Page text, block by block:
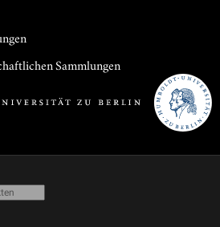
Sammlungen